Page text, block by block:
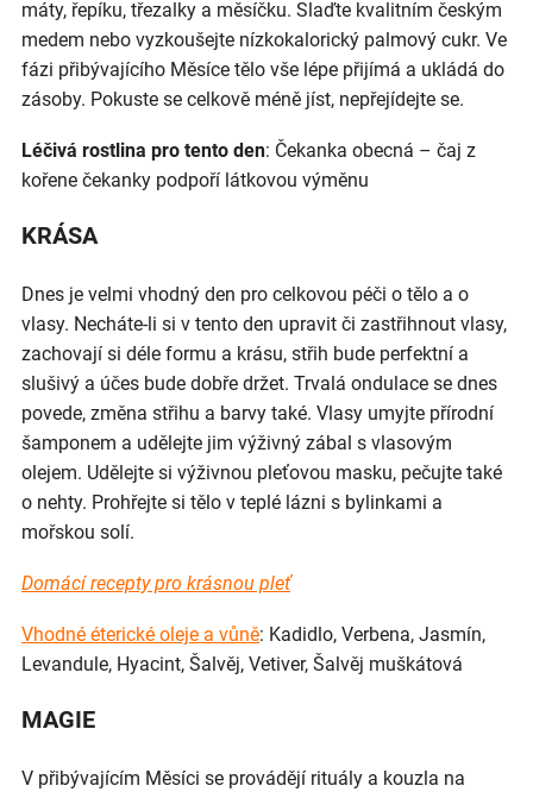
máty, řepíku, třezalky a měsíčku. Slaďte kvalitním českým
medem nebo vyzkoušejte nízkokalorický palmový cukr. Ve
fázi přibývajícího Měsíce tělo vše lépe přijímá a ukládá do
zásoby. Pokuste se celkově méně jíst, nepřejídejte se.
Léčivá rostlina pro tento den: Čekanka obecná – čaj z
kořene čekanky podpoří látkovou výměnu
KRÁSA
Dnes je velmi vhodný den pro celkovou péči o tělo a o
vlasy. Necháte-li si v tento den upravit či zastřihnout vlasy,
zachovají si déle formu a krásu, střih bude perfektní a
slušivý a účes bude dobře držet. Trvalá ondulace se dnes
povede, změna střihu a barvy také. Vlasy umyjte přírodní
šamponem a udělejte jim výživný zábal s vlasovým
olejem. Udělejte si výživnou pleťovou masku, pečujte také
o nehty. Prohřejte si tělo v teplé lázni s bylinkami a
mořskou solí.
Domácí recepty pro krásnou pleť
Vhodné éterické oleje a vůně: Kadidlo, Verbena, Jasmín,
Levandule, Hyacint, Šalvěj, Vetiver, Šalvěj muškátová
MAGIE
V přibývajícím Měsíci se provádějí rituály a kouzla na